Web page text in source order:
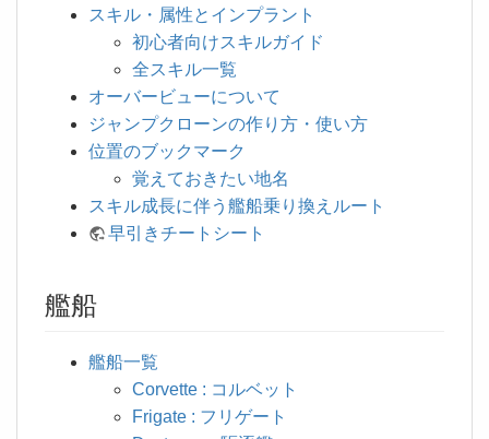
スキル・属性とインプラント
初心者向けスキルガイド
全スキル一覧
オーバービューについて
ジャンプクローンの作り方・使い方
位置のブックマーク
覚えておきたい地名
スキル成長に伴う艦船乗り換えルート
早引きチートシート
艦船
艦船一覧
Corvette : コルベット
Frigate : フリゲート